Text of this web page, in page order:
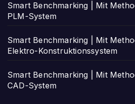
Smart Benchmarking | Mit
PLM-System
Smart Benchmarking | Mit
Elektro-Konstruktionssystem
Smart Benchmarking | Mit
CAD-System